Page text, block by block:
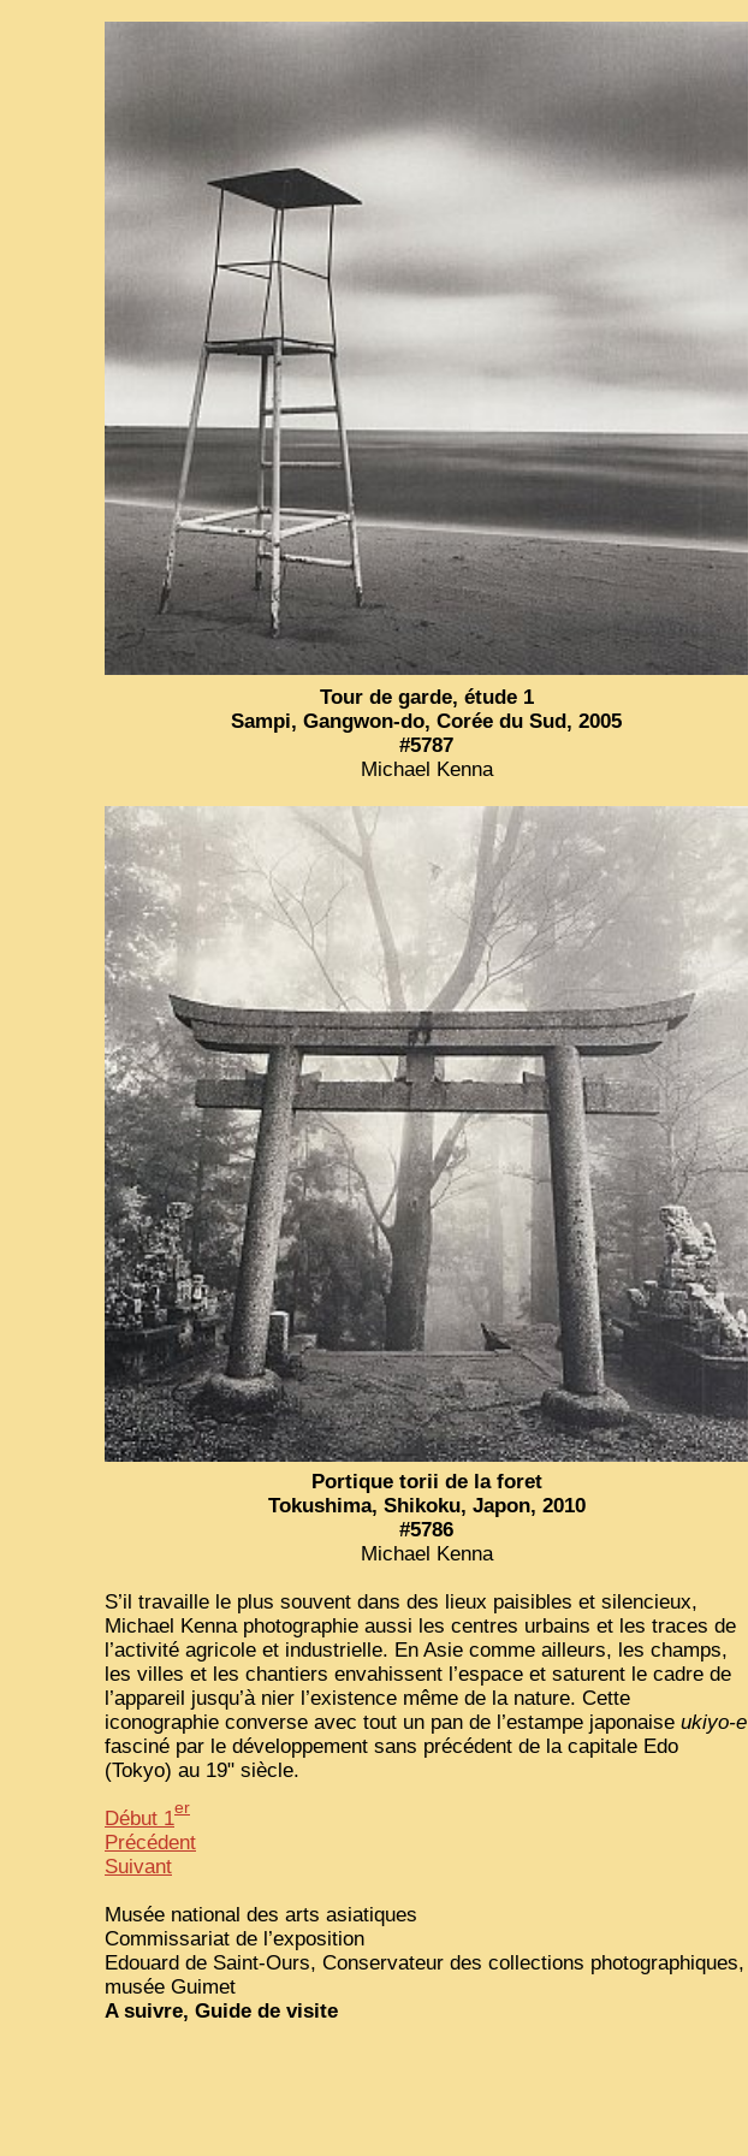
Tour de garde, étude 1
Sampi, Gangwon-do, Corée du Sud, 2005
#5787
Michael Kenna
Portique torii de la foret
Tokushima, Shikoku, Japon, 2010
#5786
Michael Kenna
S’il travaille le plus souvent dans des lieux paisibles et silencieux,
Michael Kenna photographie aussi les centres urbains et les traces de
l’activité agricole et industrielle. En Asie comme ailleurs, les champs,
les villes et les chantiers envahissent l’espace et saturent le cadre de
l’appareil jusqu’à nier l’existence même de la nature. Cette
iconographie converse avec tout un pan de l’estampe japonaise ukiyo-e
fasciné par le développement sans précédent de la capitale Edo
(Tokyo) au 19" siècle.
Début 1er
Précédent
Suivant
Musée national des arts asiatiques
Commissariat de l’exposition
Edouard de Saint-Ours, Conservateur des collections photographiques,
musée Guimet
A suivre, Guide de visite